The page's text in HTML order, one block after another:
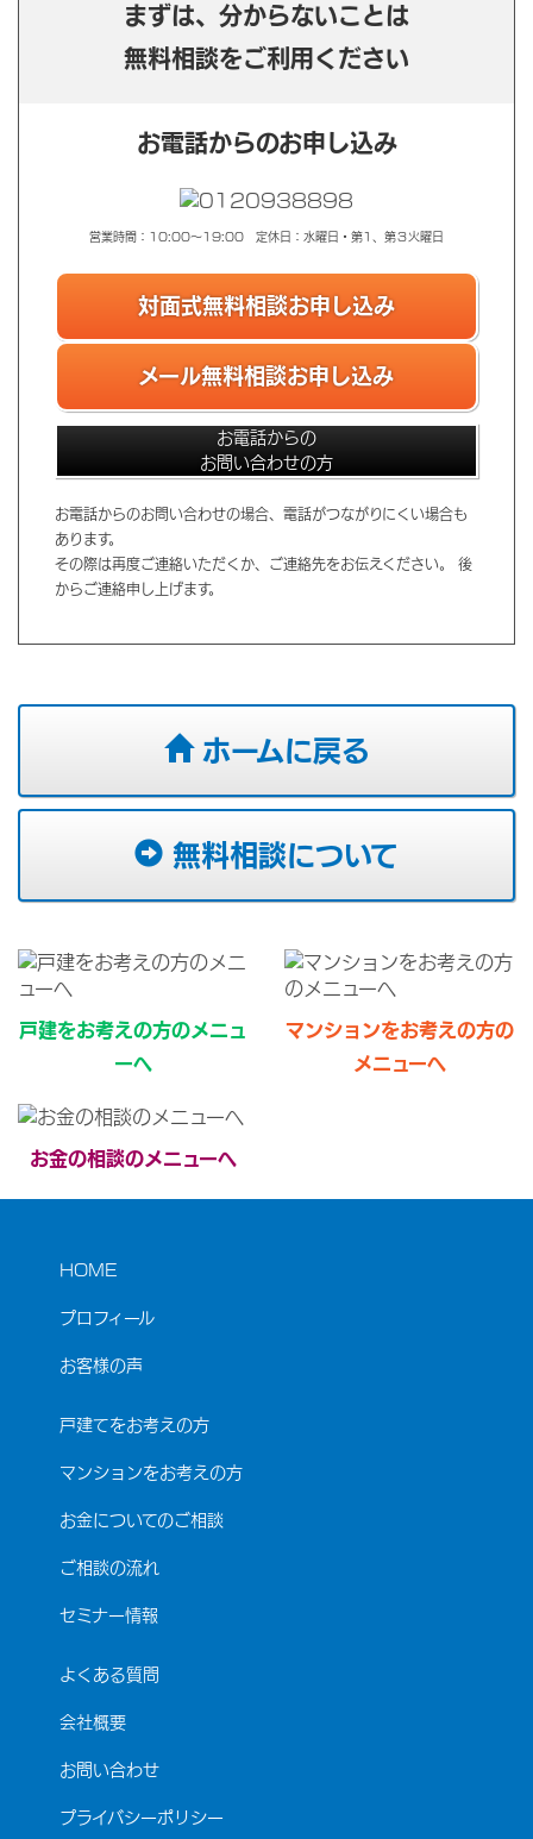
まずは、分からないことは
無料相談をご利用ください
お電話からのお申し込み
営業時間：10:00〜19:00 定休日：水曜日・第1、第３火曜日
対面式無料相談お申し込み
メール無料相談お申し込み
お電話からの
お問い合わせの方
お電話からのお問い合わせの場合、電話がつながりにくい場合も
あります。
その際は再度ご連絡いただくか、ご連絡先をお伝えください。 後
からご連絡申し上げます。
ホームに戻る
無料相談について
戸建をお考えの方のメニュ
ーへ
マンションをお考えの方の
メニューへ
お金の相談のメニューへ
HOME
プロフィール
お客様の声
戸建てをお考えの方
マンションをお考えの方
お金についてのご相談
ご相談の流れ
セミナー情報
よくある質問
会社概要
お問い合わせ
プライバシーポリシー